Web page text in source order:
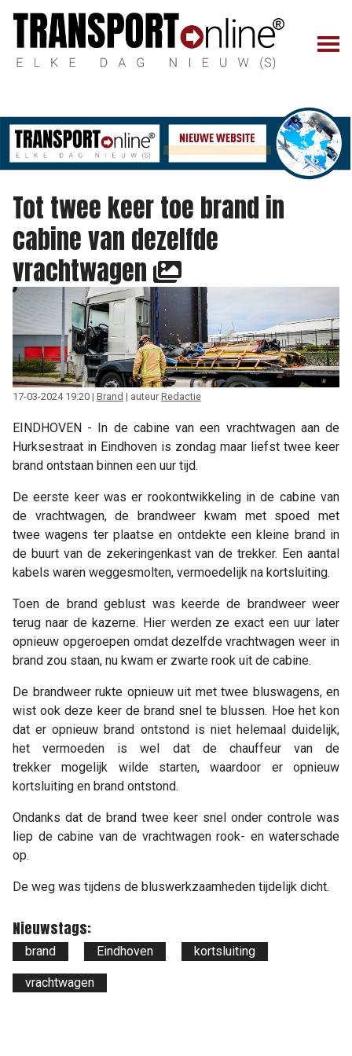
Tot twee keer toe brand in
cabine van dezelfde
vrachtwagen
17-03-2024 19:20 | Brand | auteur Redactie
EINDHOVEN - In de cabine van een vrachtwagen aan de
Hurksestraat in Eindhoven is zondag maar liefst twee keer
brand ontstaan binnen een uur tijd.
De eerste keer was er rookontwikkeling in de cabine van
de vrachtwagen, de brandweer kwam met spoed met
twee wagens ter plaatse en ontdekte een kleine brand in
de buurt van de zekeringenkast van de trekker. Een aantal
kabels waren weggesmolten, vermoedelijk na kortsluiting.
Toen de brand geblust was keerde de brandweer weer
terug naar de kazerne. Hier werden ze exact een uur later
opnieuw opgeroepen omdat dezelfde vrachtwagen weer in
brand zou staan, nu kwam er zwarte rook uit de cabine.
De brandweer rukte opnieuw uit met twee bluswagens, en
wist ook deze keer de brand snel te blussen. Hoe het kon
dat er opnieuw brand ontstond is niet helemaal duidelijk,
het vermoeden is wel dat de chauffeur van de
trekker mogelijk wilde starten, waardoor er opnieuw
kortsluiting en brand ontstond.
Ondanks dat de brand twee keer snel onder controle was
liep de cabine van de vrachtwagen rook- en waterschade
op.
De weg was tijdens de bluswerkzaamheden tijdelijk dicht.
Nieuwstags:
brand Eindhoven kortsluiting
vrachtwagen